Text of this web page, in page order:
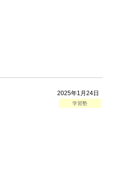
2025年1月24日
学習塾